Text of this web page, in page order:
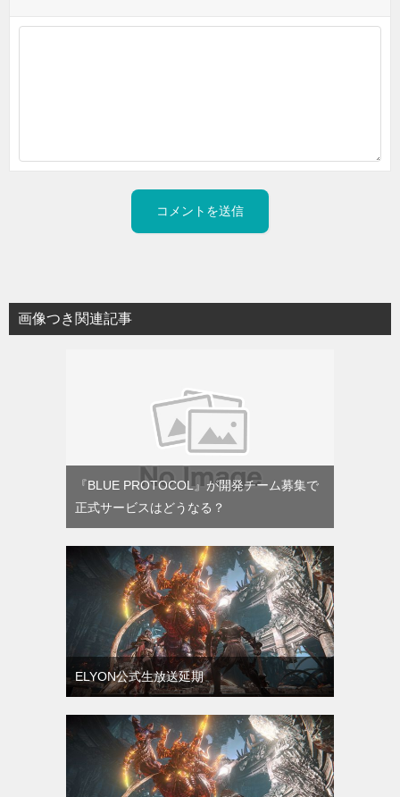
画像つき関連記事
『BLUE PROTOCOL』が開発チーム募集で
正式サービスはどうなる？
ELYON公式生放送延期